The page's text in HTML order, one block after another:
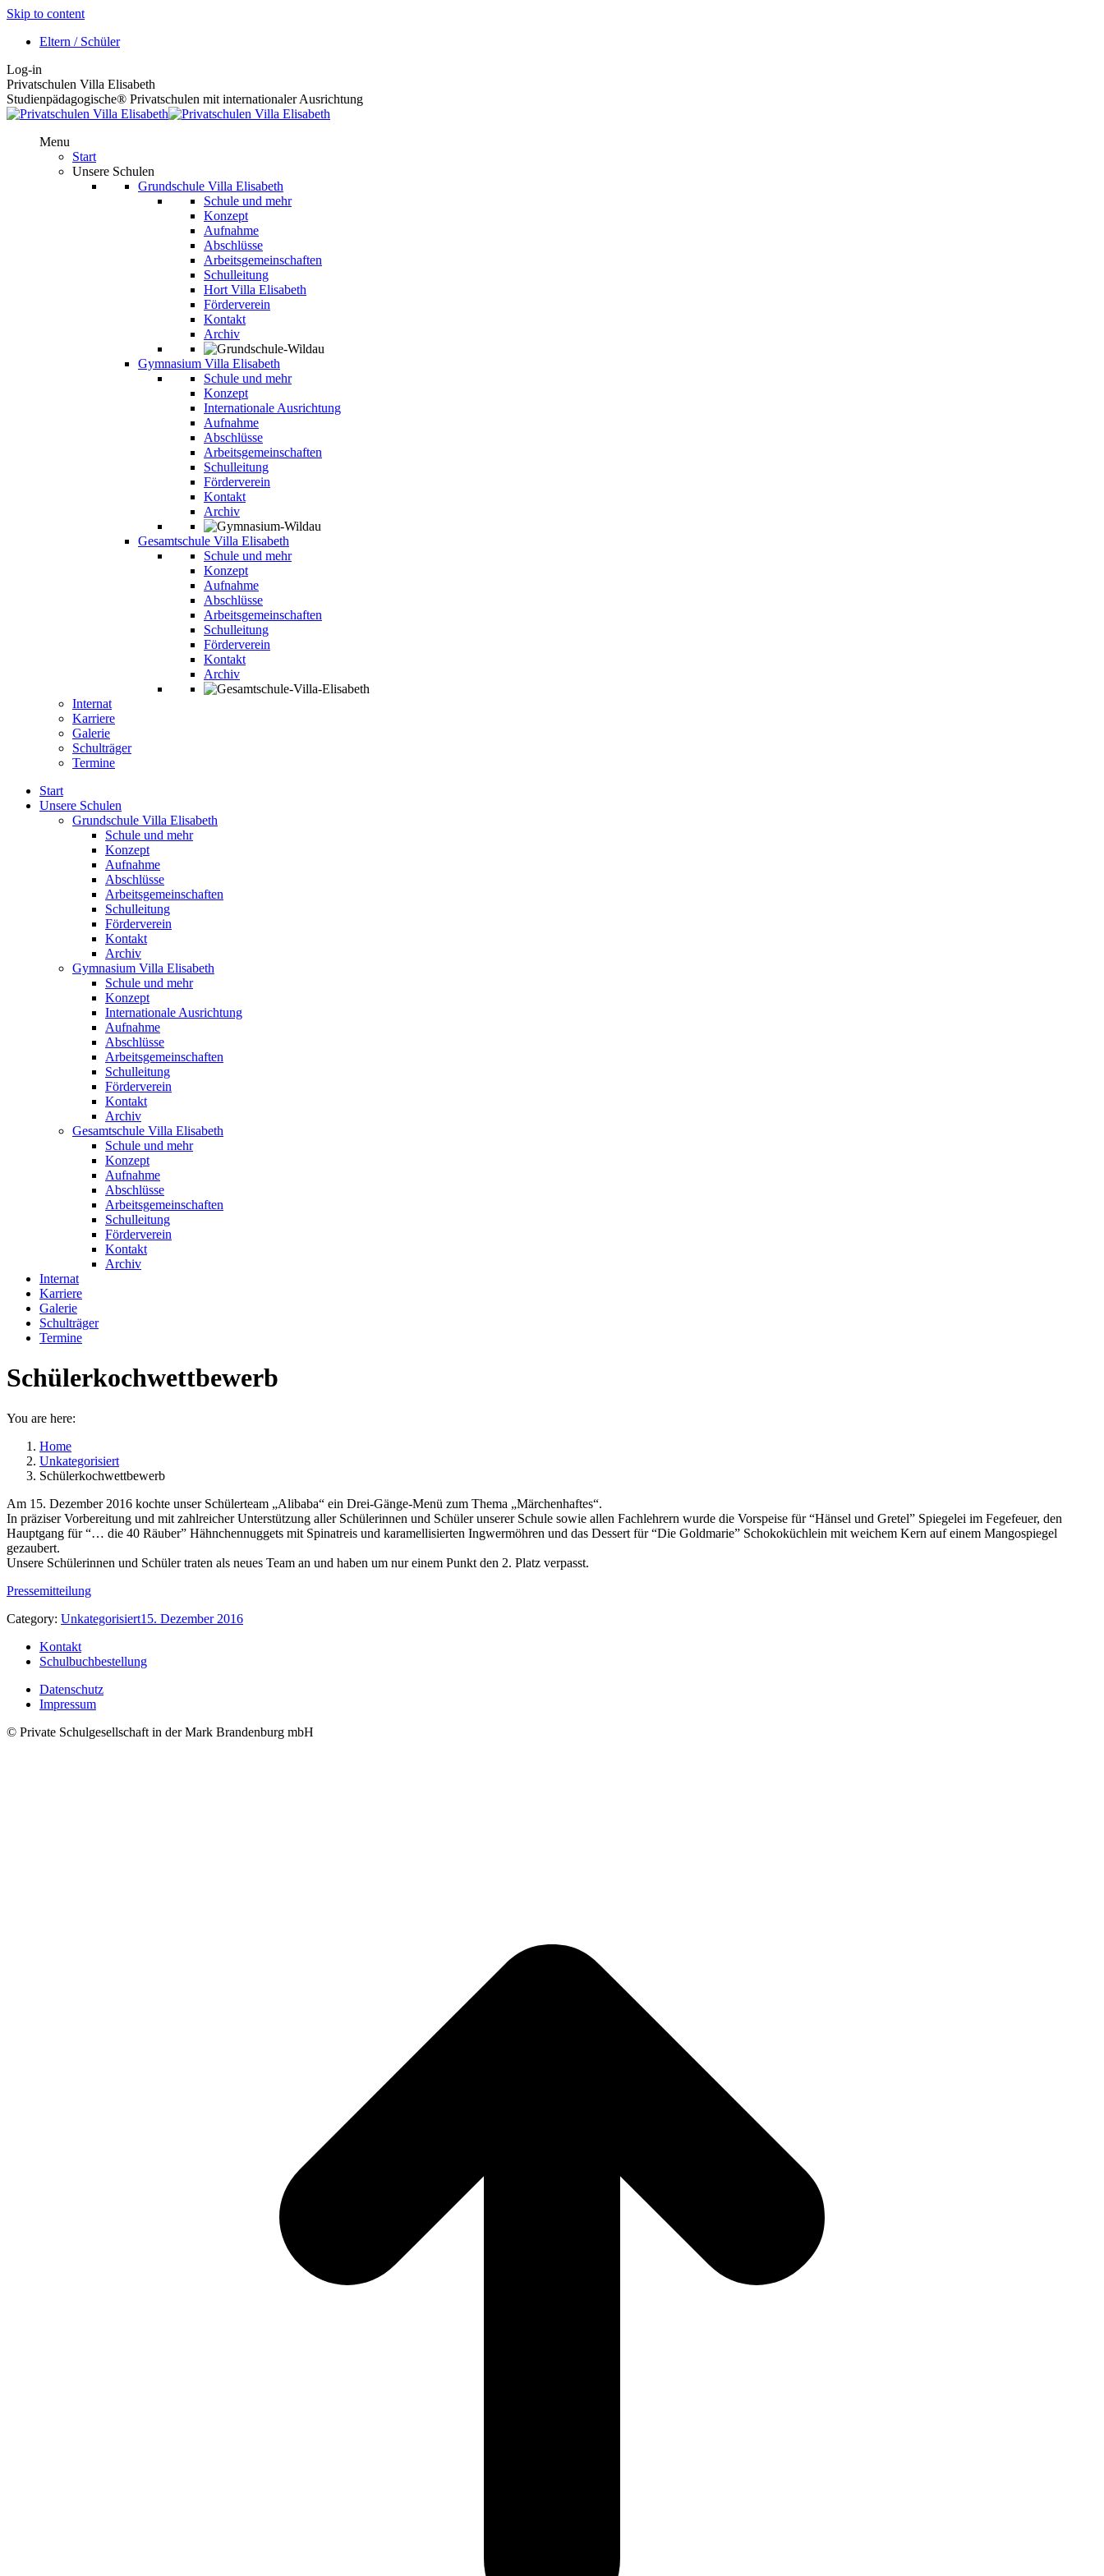
Skip to content
Eltern / Schüler
Log-in
Privatschulen Villa Elisabeth
Studienpädagogische® Privatschulen mit internationaler Ausrichtung
Menu
Start
Unsere Schulen
Grundschule Villa Elisabeth
Schule und mehr
Konzept
Aufnahme
Abschlüsse
Arbeitsgemeinschaften
Schulleitung
Hort Villa Elisabeth
Förderverein
Kontakt
Archiv
Gymnasium Villa Elisabeth
Schule und mehr
Konzept
Internationale Ausrichtung
Aufnahme
Abschlüsse
Arbeitsgemeinschaften
Schulleitung
Förderverein
Kontakt
Archiv
Gesamtschule Villa Elisabeth
Schule und mehr
Konzept
Aufnahme
Abschlüsse
Arbeitsgemeinschaften
Schulleitung
Förderverein
Kontakt
Archiv
Internat
Karriere
Galerie
Schulträger
Termine
Start
Unsere Schulen
Grundschule Villa Elisabeth
Schule und mehr
Konzept
Aufnahme
Abschlüsse
Arbeitsgemeinschaften
Schulleitung
Förderverein
Kontakt
Archiv
Gymnasium Villa Elisabeth
Schule und mehr
Konzept
Internationale Ausrichtung
Aufnahme
Abschlüsse
Arbeitsgemeinschaften
Schulleitung
Förderverein
Kontakt
Archiv
Gesamtschule Villa Elisabeth
Schule und mehr
Konzept
Aufnahme
Abschlüsse
Arbeitsgemeinschaften
Schulleitung
Förderverein
Kontakt
Archiv
Internat
Karriere
Galerie
Schulträger
Termine
Schülerkochwettbewerb
You are here:
Home
Unkategorisiert
Schülerkochwettbewerb
Am 15. Dezember 2016 kochte unser Schülerteam „Alibaba“ ein Drei-Gänge-Menü zum Thema „Märchenhaftes“.
In präziser Vorbereitung und mit zahlreicher Unterstützung aller Schülerinnen und Schüler unserer Schule sowie allen Fachlehrern wurde die Vorspeise für “Hänsel und Gretel” Spiegelei im Fegefeuer, den
Hauptgang für “… die 40 Räuber” Hähnchennuggets mit Spinatreis und karamellisierten Ingwermöhren und das Dessert für “Die Goldmarie” Schokoküchlein mit weichem Kern auf einem Mangospiegel
gezaubert.
Unsere Schülerinnen und Schüler traten als neues Team an und haben um nur einem Punkt den 2. Platz verpasst.
Pressemitteilung
Category: Unkategorisiert15. Dezember 2016
Kontakt
Schulbuchbestellung
Datenschutz
Impressum
© Private Schulgesellschaft in der Mark Brandenburg mbH